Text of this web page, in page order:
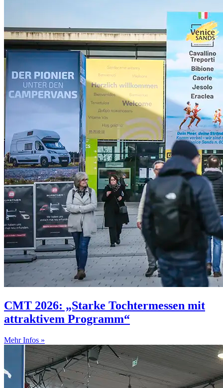
CMT 2026: „Starke Tochtermessen mit
attraktivem Programm“
Mehr Infos »